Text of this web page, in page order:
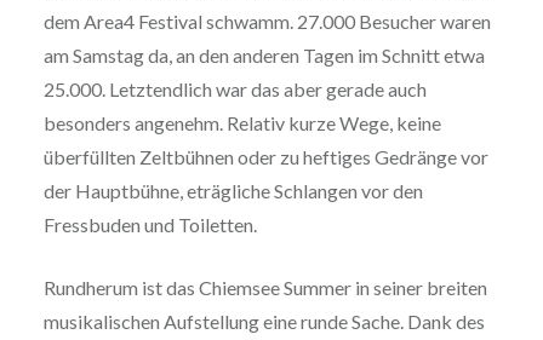
dem Area4 Festival schwamm. 27.000 Besucher waren
am Samstag da, an den anderen Tagen im Schnitt etwa
25.000. Letztendlich war das aber gerade auch
besonders angenehm. Relativ kurze Wege, keine
überfüllten Zeltbühnen oder zu heftiges Gedränge vor
der Hauptbühne, eträgliche Schlangen vor den
Fressbuden und Toiletten.
Rundherum ist das Chiemsee Summer in seiner breiten
musikalischen Aufstellung eine runde Sache. Dank des